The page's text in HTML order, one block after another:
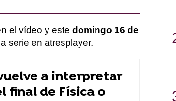
el vídeo y este domingo 16 de
serie en atresplayer.
a interpretar
final de Física o